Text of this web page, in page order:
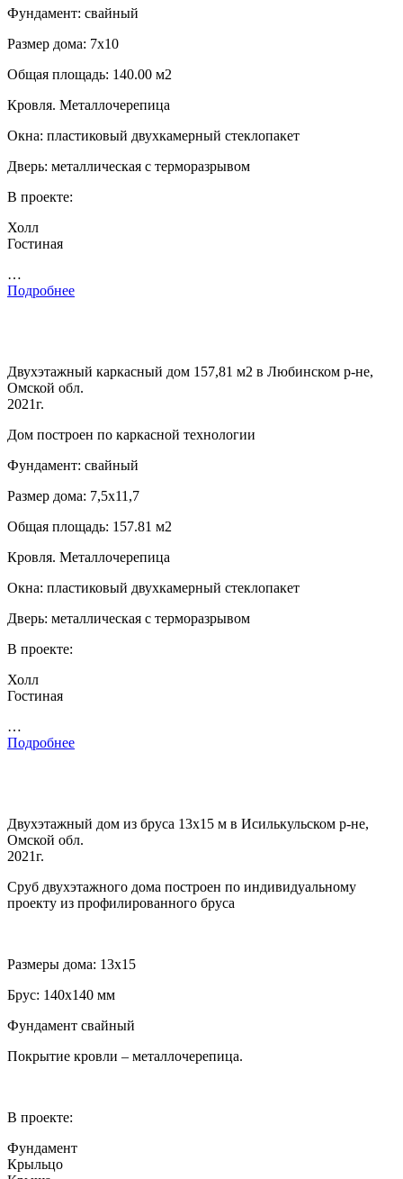
Фундамент: свайный
Размер дома: 7х10
Общая площадь: 140.00 м2
Кровля. Металлочерепица
Окна: пластиковый двухкамерный стеклопакет
Дверь: металлическая с терморазрывом
В проекте:
Холл
Гостиная
…
Подробнее
Двухэтажный каркасный дом 157,81 м2 в Любинском р-не,
Омской обл.
2021г.
Дом построен по каркасной технологии
Фундамент: свайный
Размер дома: 7,5х11,7
Общая площадь: 157.81 м2
Кровля. Металлочерепица
Окна: пластиковый двухкамерный стеклопакет
Дверь: металлическая с терморазрывом
В проекте:
Холл
Гостиная
…
Подробнее
Двухэтажный дом из бруса 13х15 м в Исилькульском р-не,
Омской обл.
2021г.
Сруб двухэтажного дома построен по индивидуальному
проекту из профилированного бруса
Размеры дома: 13х15
Брус: 140х140 мм
Фундамент свайный
Покрытие кровли – металлочерепица.
В проекте:
Фундамент
Крыльцо